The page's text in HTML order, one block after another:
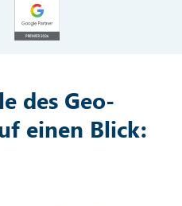
des Geo-
einen Blick: